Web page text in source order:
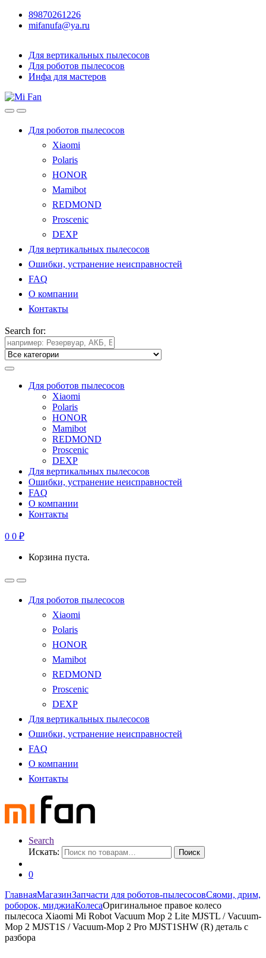
89870261226
mifanufa@ya.ru
Для вертикальных пылесосов
Для роботов пылесосов
Инфа для мастеров
Для роботов пылесосов
Xiaomi
Polaris
HONOR
Mamibot
REDMOND
Proscenic
DEXP
Для вертикальных пылесосов
Ошибки, устранение неисправностей
FAQ
О компании
Контакты
Search for:
Для роботов пылесосов
Xiaomi
Polaris
HONOR
Mamibot
REDMOND
Proscenic
DEXP
Для вертикальных пылесосов
Ошибки, устранение неисправностей
FAQ
О компании
Контакты
0 0 ₽
Корзина пуста.
Для роботов пылесосов
Xiaomi
Polaris
HONOR
Mamibot
REDMOND
Proscenic
DEXP
Для вертикальных пылесосов
Ошибки, устранение неисправностей
FAQ
О компании
Контакты
Search
Искать:
Поиск
0
ГлавнаяМагазинЗапчасти для роботов-пылесосовСяоми, дрим,
роборок, миджиаКолесаОригинальное правое колесо
пылесоса Xiaomi Mi Robot Vacuum Mop 2 Lite MJSTL / Vacuum-
Mop 2 MJST1S / Vacuum-Mop 2 Pro MJST1SHW (R) деталь с
разбора